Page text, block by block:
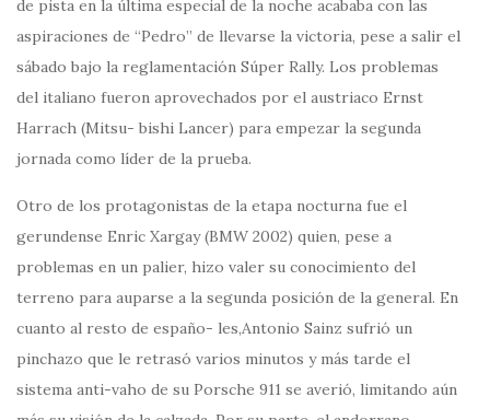
de pista en la última especial de la noche acababa con las
aspiraciones de “Pedro” de llevarse la victoria, pese a salir el
sábado bajo la reglamentación Súper Rally. Los problemas
del italiano fueron aprovechados por el austriaco Ernst
Harrach (Mitsu- bishi Lancer) para empezar la segunda
jornada como líder de la prueba.
Otro de los protagonistas de la etapa nocturna fue el
gerundense Enric Xargay (BMW 2002) quien, pese a
problemas en un palier, hizo valer su conocimiento del
terreno para auparse a la segunda posición de la general. En
cuanto al resto de españo- les,Antonio Sainz sufrió un
pinchazo que le retrasó varios minutos y más tarde el
sistema anti-vaho de su Porsche 911 se averió, limitando aún